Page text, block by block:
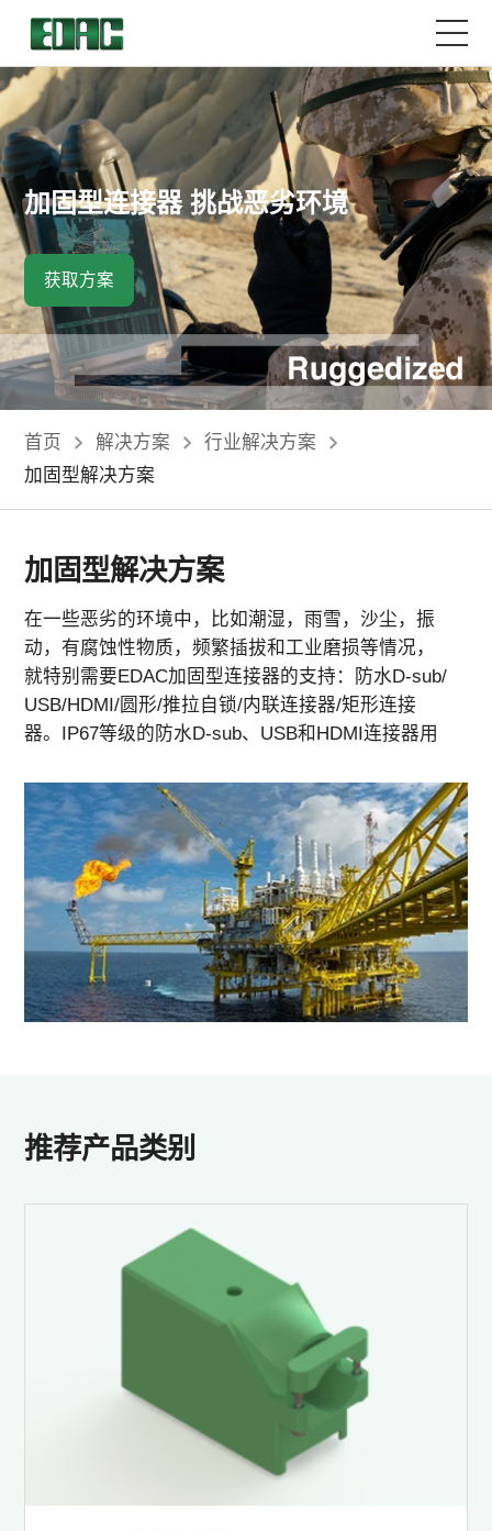
首页
产品中心
解决方案
资源中心
关于我们
加固型连接器 挑战恶劣环境
获取方案
首页 解决方案
行业解决方案
加固型解决方案
加固型解决方案
在一些恶劣的环境中，比如潮湿，雨雪，沙尘，振
动，有腐蚀性物质，频繁插拔和工业磨损等情况，
就特别需要EDAC加固型连接器的支持：防水D-sub/
USB/HDMI/圆形/推拉自锁/内联连接器/矩形连接
器。IP67等级的防水D-sub、USB和HDMI连接器用
明、安全摄像头、交通控制等。高度可靠的远程信
息处理连接器具有IP67等级防护、高插拔次数以及
在高振动环境中的卓越性能，可应用在车辆紧急报
警系统、GPS导航、车辆跟踪和车队管理设备等，
实现车辆和数据的“天涯咫尺”。
推荐产品类别